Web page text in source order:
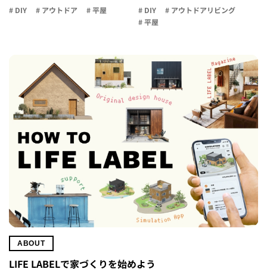
# DIY # アウトドア # 平屋 # DIY
# アウトドアリビング
# 平屋
ABOUT
LIFE LABELで家づくりを始めよう